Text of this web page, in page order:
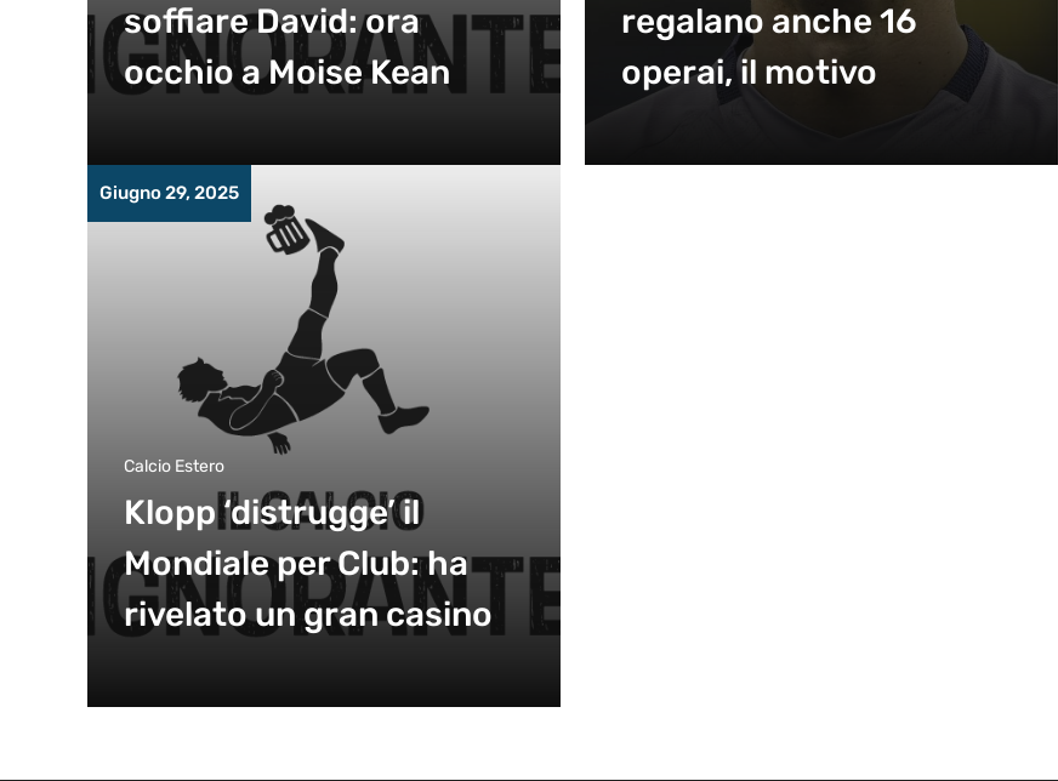
soffiare David: ora
occhio a Moise Kean
regalano anche 16
operai, il motivo
Giugno 29, 2025
Calcio Estero
Klopp ‘distrugge’ il
Mondiale per Club: ha
rivelato un gran casino